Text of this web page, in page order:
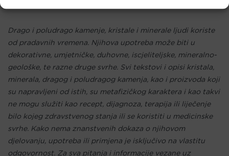
Drago i poludrago kamenje, kristale i minerale ljudi koriste
od pradavnih vremena. Njihova upotreba može biti u
dekorativne, umjetničke, duhovne, iscjeliteljske, mineralno-
geološke, te razne druge svrhe. Svi tekstovi i opisi kristala,
minerala, dragog i poludragog kamenja, kao i proizvoda koji
su napravljeni od istih, su metafizičkog karaktera i kao takvi
ne mogu služiti kao recept, dijagnoza, terapija ili liječenje
bilo kojeg zdravstvenog stanja ili se koristiti u medicinske
svrhe. Kako nema znanstvenih dokaza o njihovom
djelovanju, upotreba ili primjena je isključivo na vlastitu
odgovornost. Za sva pitanja i informacije vezane uz